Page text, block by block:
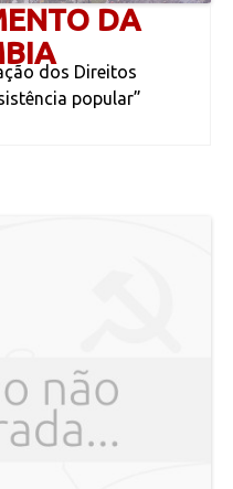
DA
dos Direitos
popular”